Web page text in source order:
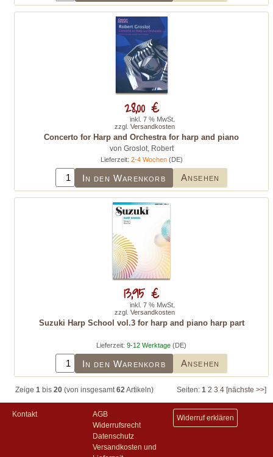
Concerto for Harp and Orchestra for harp and piano
von Groslot, Robert
Lieferzeit: 2-4 Wochen(DE)
In den Warenkorb Ansehen
28,00 €
inkl. 7 % MwSt.
zzgl. Versandkosten
Suzuki Harp School vol.3 for harp and piano harp part
Lieferzeit: 9-12 Werktage (DE)
In den Warenkorb Ansehen
13,95 €
inkl. 7 % MwSt.
zzgl. Versandkosten
Zeige 1 bis 20 (von insgesamt62Artikeln) Seiten: 1 2 3 4 [nächste >>]
Kontakt
AGB
Widerrufsrecht
Datenschutz
Versandkosten und
Widerruf erklären